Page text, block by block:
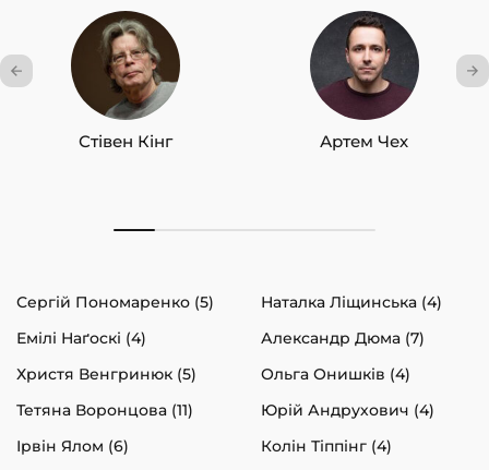
Стівен Кінг Артем Чех
Сергій Пономаренко (5)
Наталка Ліщинська (4)
Емілі Наґоскі (4)
Александр Дюма (7)
Христя Венгринюк (5)
Ольга Онишків (4)
Тетяна Воронцова (11)
Юрій Андрухович (4)
Ірвін Ялом (6)
Колін Тіппінг (4)